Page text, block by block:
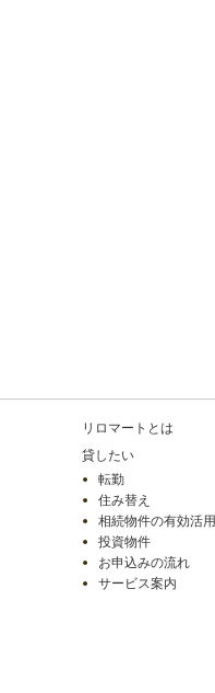
リロマートとは
貸したい
転勤
住み替え
相続物件の有効活用
投資物件
お申込みの流れ
サービス案内